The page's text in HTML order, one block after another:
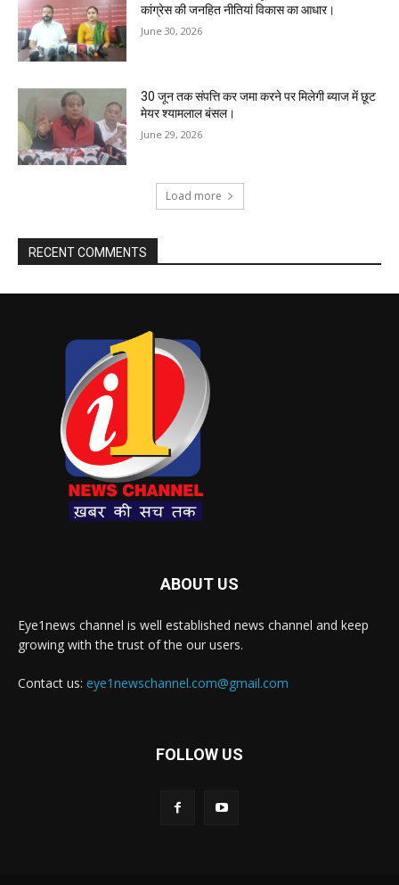
कांग्रेस की जनहित नीतियां विकास का आधार।
June 30, 2026
30 जून तक संपत्ति कर जमा करने पर मिलेगी ब्याज में छूट
मेयर श्यामलाल बंसल।
June 29, 2026
Load more
RECENT COMMENTS
ABOUT US
Eye1news channel is well established news channel and keep
growing with the trust of the our users.
Contact us: eye1newschannel.com@gmail.com
FOLLOW US